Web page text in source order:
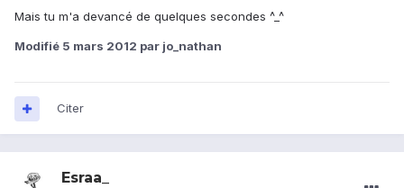
Mais tu m'a devancé de quelques secondes ^_^
Modifié 5 mars 2012 par jo_nathan
Citer
Esraa_